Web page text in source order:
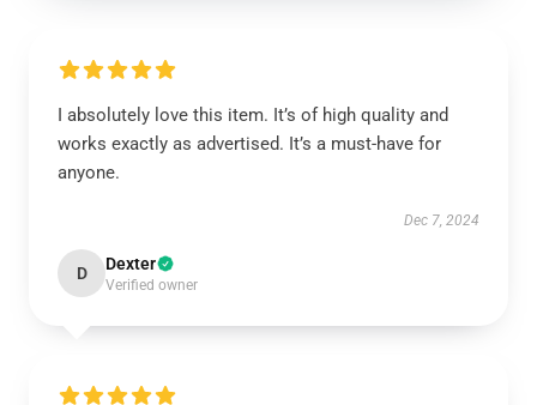
I absolutely love this item. It’s of high quality and
works exactly as advertised. It’s a must-have for
anyone.
Dec 7, 2024
D Dexter
Verified owner